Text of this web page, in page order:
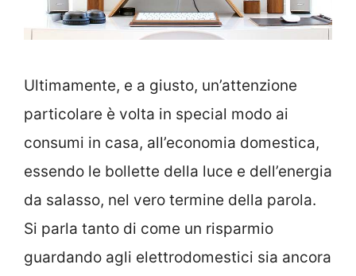
Ultimamente, e a giusto, un’attenzione
particolare è volta in special modo ai
consumi in casa, all’economia domestica,
essendo le bollette della luce e dell’energia
da salasso, nel vero termine della parola.
Si parla tanto di come un risparmio
guardando agli elettrodomestici sia ancora